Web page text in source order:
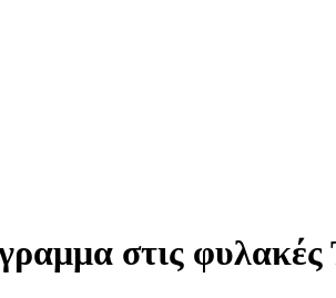
στις φυλακές